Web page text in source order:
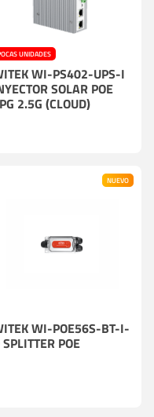
UNIDADES
WI-PS402-UPS-I
SOLAR POE
2.5G (CLOUD)
NUEVO
WI-POE56S-BT-I-
SPLITTER POE